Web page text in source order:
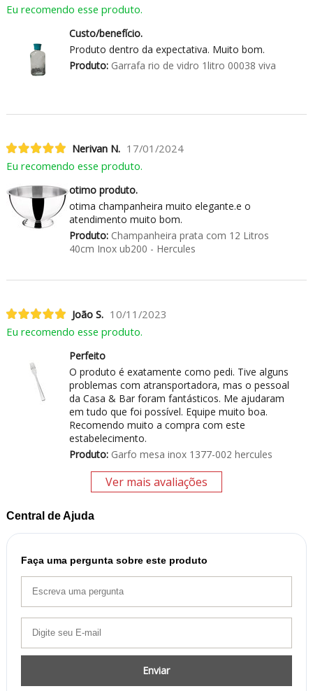
Eu recomendo esse produto.
Custo/benefício.
Produto dentro da expectativa. Muito bom.
Produto:Garrafa rio de vidro 1litro 00038 viva
Nerivan N. 17/01/2024
Eu recomendo esse produto.
otimo produto.
otima champanheira muito elegante.e o
atendimento muito bom.
Produto:Champanheira prata com 12 Litros
40cm Inox ub200 - Hercules
João S. 10/11/2023
Eu recomendo esse produto.
Perfeito
O produto é exatamente como pedi. Tive alguns
problemas com atransportadora, mas o pessoal
da Casa & Bar foram fantásticos. Me ajudaram
em tudo que foi possível. Equipe muito boa.
Recomendo muito a compra com este
estabelecimento.
Produto:Garfo mesa inox 1377-002 hercules
Ver mais avaliações
Central de Ajuda
Faça uma pergunta sobre este produto
Enviar